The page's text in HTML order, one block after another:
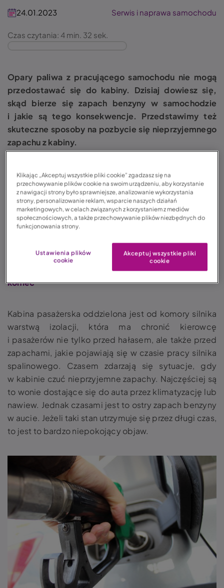
24.01.2023 Serwis i naprawa samochodu
Czas czytania: 4 min. 32 sek.
Opary paliwa z pracującego samochodu nie mogą
przedostawać się do kabiny. Dzisiaj dowiesz się,
skąd bierze się zapach benzyny w samochodzie
i jakie są tego konsekwencje. Przedstawimy też
skuteczne sposoby na pozbycie się nieprzyjemnego
zapachu z kabiny.
Spis treści:
Skąd bierze sięzapach benzyny w samochodzie
2.Utrzymujący się zapach benzyny –
konsekwencje
Jak usunąć zapach benzyny z wnętrza
samochodu?
Zapach benzyny w samochodzie. Kilka słów na
koniec
Kabina pasażerska oddzielona jest od komory silnika
warstwą izolacji, która ma chronić kierowcę
i pasażerów nie tylko przed hałasem, ale także przed
zapachami, jakie pojawiają się w czasie pracy silnika
spalinowego. Czasem zdarzają się sytuacje, gdy
w kabinie czuć nieprzyjemne zapachy. Najczęściej są
to wonie dostające się do auta przez klimatyzację lub
nawiew. Jednak czasami jest to ostry zapach benzyny
w aucie. Jeżeli taki stan utrzymuje się przez długi czas,
to jest to bardzo niepokojący objaw.
Klikając „Akceptuj wszystkie pliki cookie” zgadzasz się na
przechowywanie plików cookie na swoim urządzeniu, aby korzystanie
z nawigacji strony było sprawniejsze, analizowanie wykorzystania
strony, personalizowanie reklam, wsparcie naszych działań
marketingowych, w celach związanych z korzystaniem z mediów
społecznościowych, a także przechowywanie plików niezbędnych do
funkcjonowania strony.
Ustawienia plików
cookie
Akceptuj wszystkie pliki
cookie